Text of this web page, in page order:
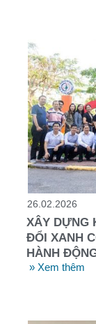
26.02.2026
XÂY DỰNG
ĐỔI XANH
HÀNH
» Xem thêm